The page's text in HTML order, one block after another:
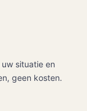
situatie en
geen kosten.